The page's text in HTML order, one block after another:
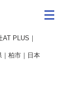
PLUS｜
｜柏市｜日本